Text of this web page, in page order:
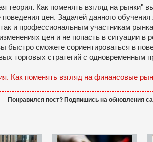
теория. Как поменять взгляд на
цен. Задачей данного
и профессиональным участникам
цен и не попасть в ситуации
сможете сориентироваться в
торговых стратегий с
Как поменять взгляд на финансовые
Понравился пост? Подпишись на обновления